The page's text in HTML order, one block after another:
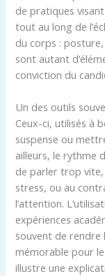
de pratiques
tout au long de
du corps :
sont autant
conviction du
Un des outils
Ceux-ci, utilisés à
suspense ou
ailleurs, le rythme
de parler trop
stress, ou au
l’attention.
expériences
souvent de
mémorable pour
illustre une